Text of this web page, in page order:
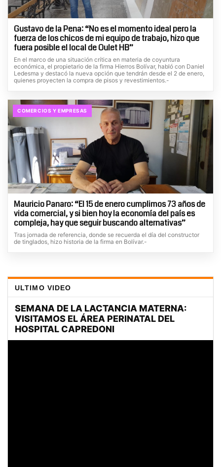
Gustavo de la Pena: “No es el momento ideal pero la
fuerza de los chicos de mi equipo de trabajo, hizo que
fuera posible el local de Oulet HB”
En el marco de una situación crítica en materia de coyuntura
económica, el propietario de la firma Hierros Bolívar, habló con Daniel
Ledesma y destacó la nueva opción que tendrán desde el 2 de enero,
quienes proyecten la compra de pisos y revestimientos.-
COMERCIOS Y EMPRESAS
Mauricio Panaro: “El 15 de enero cumplimos 73 años de
vida comercial, y si bien hoy la economía del país es
compleja, hay que seguir buscando alternativas”
Tras jornada de referencia, donde se recuerda el día del constructor
de tinglados, hizo historia de la firma en Bolívar.-
ULTIMO VIDEO